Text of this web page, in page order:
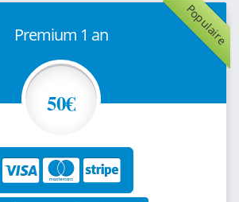
Populaire
Premium 1 an
50€